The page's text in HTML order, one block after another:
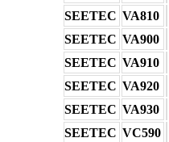
SEETEC VA810
SEETEC VA900
SEETEC VA910
SEETEC VA920
SEETEC VA930
SEETEC VC590